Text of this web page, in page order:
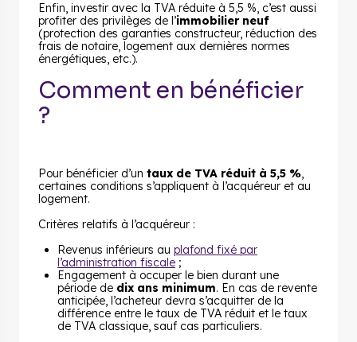
Enfin, investir avec la TVA réduite à 5,5 %, c’est aussi
profiter des privilèges de l’immobilier neuf
(protection des garanties constructeur, réduction des
frais de notaire, logement aux dernières normes
énergétiques, etc.).
Comment en bénéficier
?
Pour bénéficier d’un taux de TVA réduit à 5,5 %,
certaines conditions s’appliquent à l’acquéreur et au
logement.
Critères relatifs à l’acquéreur :
Revenus inférieurs au plafond fixé par
l’administration fiscale ;
Engagement à occuper le bien durant une
période de dix ans minimum. En cas de revente
anticipée, l’acheteur devra s’acquitter de la
différence entre le taux de TVA réduit et le taux
de TVA classique, sauf cas particuliers.